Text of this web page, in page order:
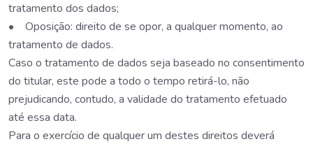
tratamento dos dados;
• Oposição: direito de se opor, a qualquer momento, ao
tratamento de dados.
Caso o tratamento de dados seja baseado no consentimento
do titular, este pode a todo o tempo retirá-lo, não
prejudicando, contudo, a validade do tratamento efetuado
até essa data.
Para o exercício de qualquer um destes direitos deverá